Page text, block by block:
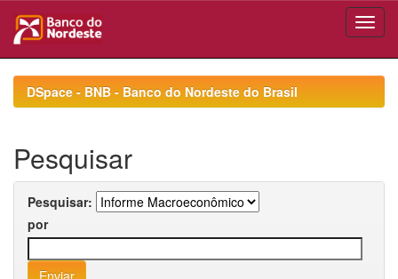
navigationDSpace - BNB - Banco do Nordeste do Brasil
Pesquisar
Pesquisar:
por